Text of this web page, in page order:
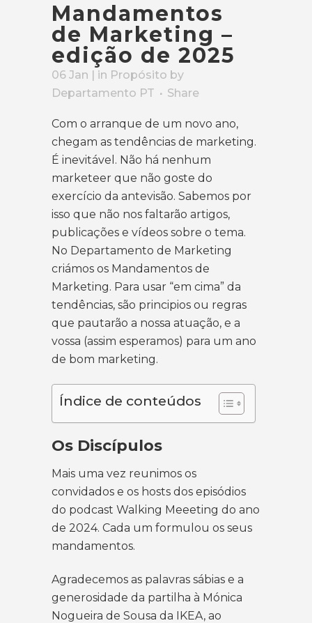
Mandamentos
de Marketing –
edição de 2025
06 Jan | in Propósito by
Departamento PT
Share
Com o arranque de um novo ano,
chegam as tendências de marketing.
É inevitável. Não há nenhum
marketeer que não goste do
exercício da antevisão. Sabemos por
isso que não nos faltarão artigos,
publicações e vídeos sobre o tema.
No Departamento de Marketing
criámos os Mandamentos de
Marketing. Para usar “em cima” da
tendências, são principios ou regras
que pautarão a nossa atuação, e a
vossa (assim esperamos) para um ano
de bom marketing.
Índice de conteúdos
Os Discípulos
Mais uma vez reunimos os
convidados e os hosts dos episódios
do podcast Walking Meeeting do ano
de 2024. Cada um formulou os seus
mandamentos.
Agradecemos as palavras sábias e a
generosidade da partilha à Mónica
Nogueira de Sousa da IKEA, ao